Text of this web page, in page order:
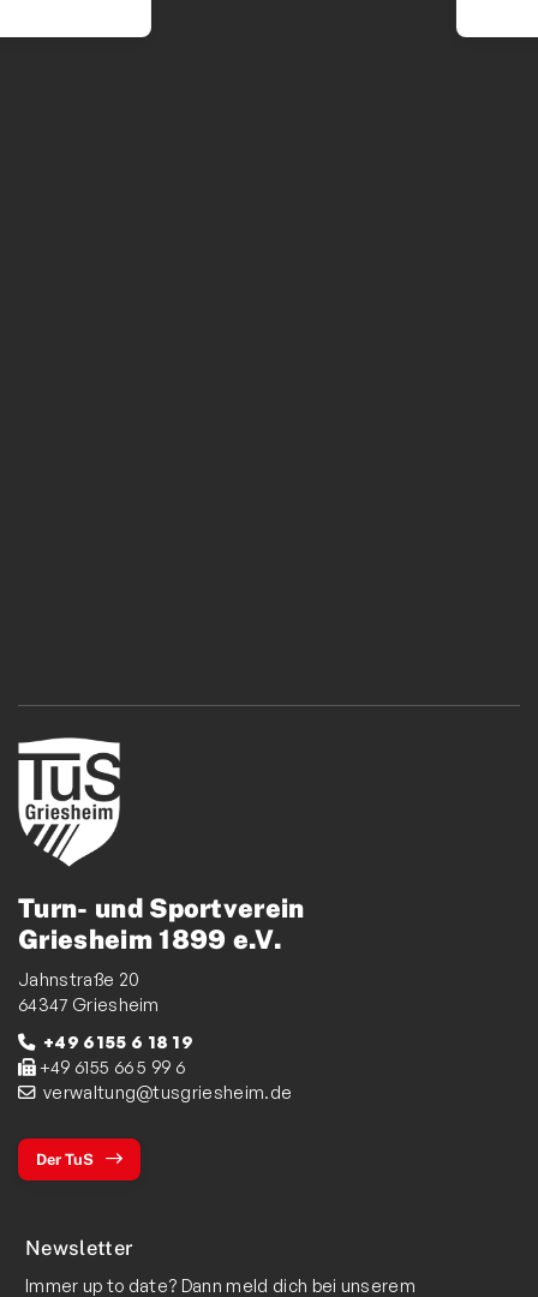
Turn- und Sportverein
Griesheim 1899 e.V.
Jahnstraße 20
64347 Griesheim
+49 6155 6 18 19
+49 6155 66 5 99 6
verwaltung@tusgriesheim.de
Der TuS
Newsletter
Immer up to date? Dann meld dich bei unserem